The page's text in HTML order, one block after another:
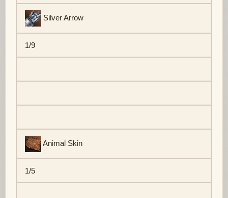
Silver Arrow
1/9
Animal Skin
1/5